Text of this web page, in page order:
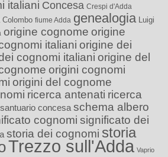
italiani Concesa Crespi d'Adda
fiume Adda genealogia Luigi
origine cognome origine
italiani origine dei
cognomi italiani origine del
origini cognomi
origini del cognome
ricerca antenati ricerca
santuario concesa schema albero
cognomi significato dei
storia dei cognomi storia
Trezzo sull'Adda Vaprio